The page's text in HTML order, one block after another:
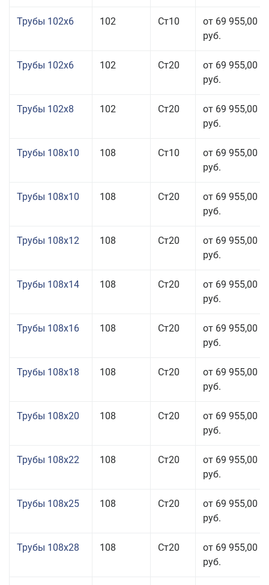
Трубы 102x6 102 Ст10
от 69 955,00
руб.
Трубы 102x6 102 Ст20
от 69 955,00
руб.
Трубы 102x8 102 Ст20
от 69 955,00
руб.
Трубы 108x10 108 Ст10
от 69 955,00
руб.
Трубы 108x10 108 Ст20
от 69 955,00
руб.
Трубы 108x12 108 Ст20
от 69 955,00
руб.
Трубы 108x14 108 Ст20
от 69 955,00
руб.
Трубы 108x16 108 Ст20
от 69 955,00
руб.
Трубы 108x18 108 Ст20
от 69 955,00
руб.
Трубы 108x20 108 Ст20
от 69 955,00
руб.
Трубы 108x22 108 Ст20
от 69 955,00
руб.
Трубы 108x25 108 Ст20
от 69 955,00
руб.
Трубы 108x28 108 Ст20
от 69 955,00
руб.